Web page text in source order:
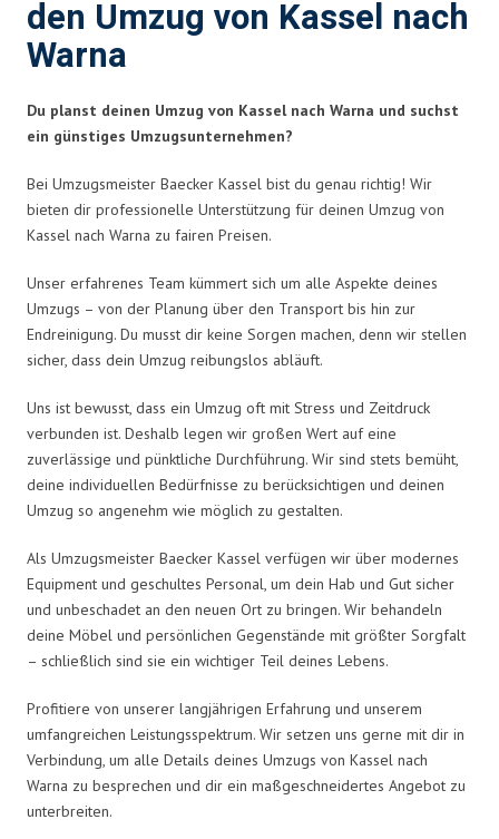
den Umzug von Kassel nach
Warna
Du planst deinen Umzug von Kassel nach Warna und suchst
ein günstiges Umzugsunternehmen?
Bei Umzugsmeister Baecker Kassel bist du genau richtig! Wir
bieten dir professionelle Unterstützung für deinen Umzug von
Kassel nach Warna zu fairen Preisen.
Unser erfahrenes Team kümmert sich um alle Aspekte deines
Umzugs – von der Planung über den Transport bis hin zur
Endreinigung. Du musst dir keine Sorgen machen, denn wir stellen
sicher, dass dein Umzug reibungslos abläuft.
Uns ist bewusst, dass ein Umzug oft mit Stress und Zeitdruck
verbunden ist. Deshalb legen wir großen Wert auf eine
zuverlässige und pünktliche Durchführung. Wir sind stets bemüht,
deine individuellen Bedürfnisse zu berücksichtigen und deinen
Umzug so angenehm wie möglich zu gestalten.
Als Umzugsmeister Baecker Kassel verfügen wir über modernes
Equipment und geschultes Personal, um dein Hab und Gut sicher
und unbeschadet an den neuen Ort zu bringen. Wir behandeln
deine Möbel und persönlichen Gegenstände mit größter Sorgfalt
– schließlich sind sie ein wichtiger Teil deines Lebens.
Profitiere von unserer langjährigen Erfahrung und unserem
umfangreichen Leistungsspektrum. Wir setzen uns gerne mit dir in
Verbindung, um alle Details deines Umzugs von Kassel nach
Warna zu besprechen und dir ein maßgeschneidertes Angebot zu
unterbreiten.